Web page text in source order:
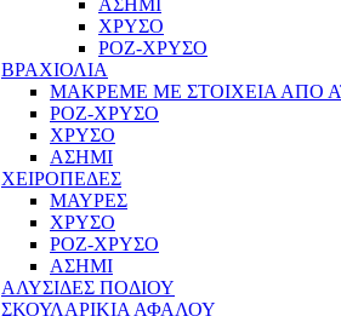
ΑΣΗΜΙ
ΧΡΥΣΟ
ΡΟΖ-ΧΡΥΣΟ
ΒΡΑΧΙΟΛΙΑ
ΜΑΚΡΕΜΕ ΜΕ ΣΤΟΙΧΕΙΑ ΑΠΟ
ΡΟΖ-ΧΡΥΣΟ
ΧΡΥΣΟ
ΑΣΗΜΙ
ΧΕΙΡΟΠΕΔΕΣ
ΜΑΥΡΕΣ
ΧΡΥΣΟ
ΡΟΖ-ΧΡΥΣΟ
ΑΣΗΜΙ
ΑΛΥΣΙΔΕΣ ΠΟΔΙΟΥ
ΣΚΟΥΛΑΡΙΚΙΑ ΑΦΑΛΟΥ